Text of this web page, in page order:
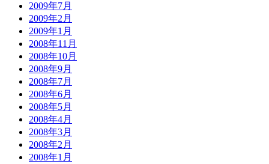
2009年7月
2009年2月
2009年1月
2008年11月
2008年10月
2008年9月
2008年7月
2008年6月
2008年5月
2008年4月
2008年3月
2008年2月
2008年1月